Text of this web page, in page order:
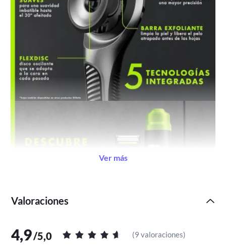
Ver más
Valoraciones
4,9/5,0 (9 valoraciones)